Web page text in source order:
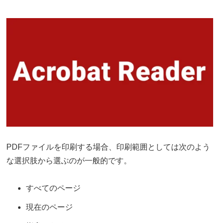
PDFファイルを印刷する場合、印刷範囲としては次のよう
な選択肢から選ぶのが一般的です。
すべてのページ
現在のページ